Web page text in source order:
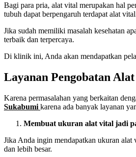
Bagi para pria, alat vital merupakan hal
tubuh dapat berpengaruh terdapat alat
Jika sudah memiliki masalah kesehatan
terbaik dan terpercaya.
Di klinik ini, Anda akan mendapatkan
Layanan Pengobatan
Karena permasalahan yang berkaitan
Sukabumi karena ada banyak layanan
Membuat ukuran alat vital jadi
Jika Anda ingin mendapatkan ukuran
dan lebih besar.